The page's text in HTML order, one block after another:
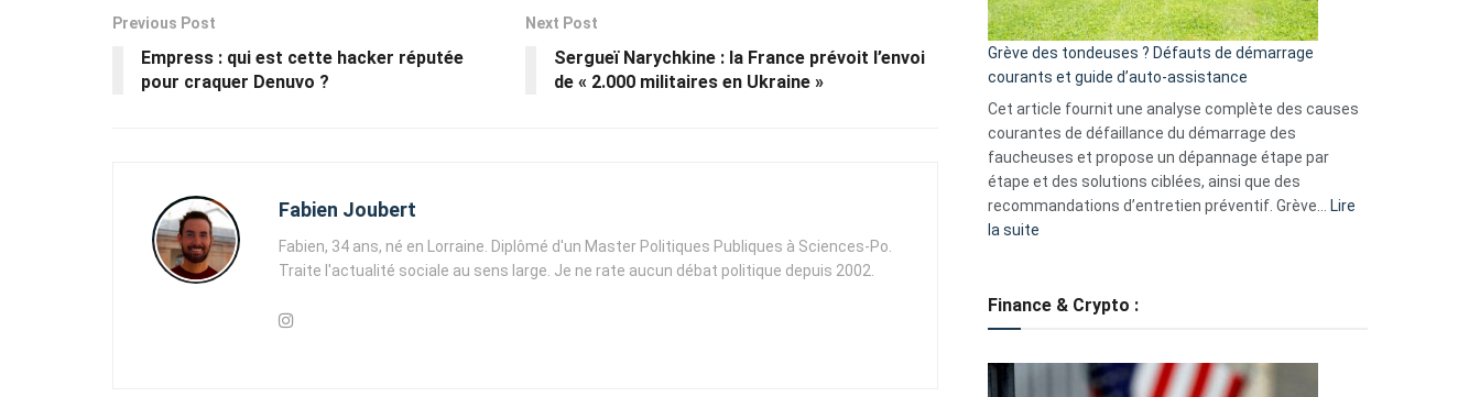
Previous Post
Empress : qui est cette hacker réputée
pour craquer Denuvo ?
Next Post
Sergueï Narychkine : la France prévoit l’envoi
de « 2.000 militaires en Ukraine »
Fabien Joubert
Fabien, 34 ans, né en Lorraine. Diplômé d'un Master Politiques Publiques à Sciences-Po.
Traite l'actualité sociale au sens large. Je ne rate aucun débat politique depuis 2002.
avantages
essentiels
de
la
S330
eufy
Grève des tondeuses ? Défauts de démarrage
courants et guide d’auto-assistance
Cet article fournit une analyse complète des causes
courantes de défaillance du démarrage des
faucheuses et propose un dépannage étape par
étape et des solutions ciblées, ainsi que des
recommandations d’entretien préventif. Grève… Lire
la suite
tondeuses
Finance & Crypto :